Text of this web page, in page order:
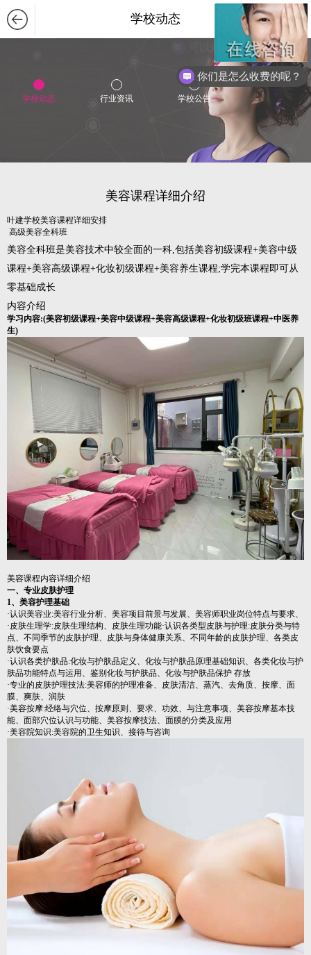
学校动态
学校动态 行业资讯 学校公告
美容课程详细介绍
叶建学校美容课程详细安排
高级美容全科班
美容全科班是美容技术中较全面的一科,包括美容初级课程+美容中级
课程+美容高级课程+化妆初级课程+美容养生课程;学完本课程即可从
零基础成长
内容介绍
学习内容:(美容初级课程+美容中级课程+美容高级课程+化妆初级班课程+中医养
生)
美容课程内容详细介绍
一、专业皮肤护理
1、美容护理基础
·认识美容业:美容行业分析、美容项目前景与发展、美容师职业岗位特点与要求、
·皮肤生理学:皮肤生理结构、皮肤生理功能·认识各类型皮肤与护理:皮肤分类与特
点、不同季节的皮肤护理、皮肤与身体健康关系、不同年龄的皮肤护理、各类皮
肤饮食要点
·认识各类护肤品:化妆与护肤品定义、化妆与护肤品原理基础知识、各类化妆与护
肤品功能特点与运用、鉴别化妆与护肤品、化妆与护肤品保护 存放
·专业的皮肤护理技法:美容师的护理准备、皮肤清洁、蒸汽、去角质、按摩、面
膜、爽肤、润肤
·美容按摩:经络与穴位、按摩原则、要求、功效、与注意事项、美容按摩基本技
能、面部穴位认识与功能、美容按摩技法、面膜的分类及应用
·美容院知识:美容院的卫生知识、接待与咨询
你们是怎么收费的呢？